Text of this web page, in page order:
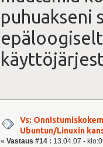
puhuakseni
Vs:
Ubuntun/Linuxin
« Vastaus #14 : 13.04.07 -